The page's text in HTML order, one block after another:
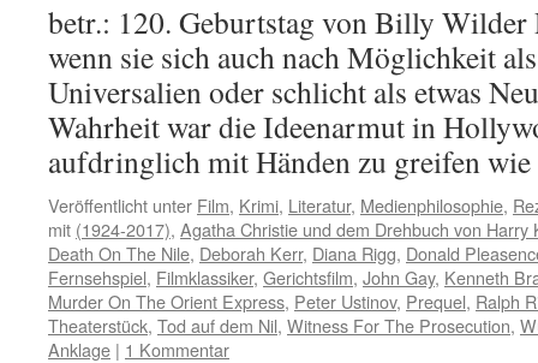
betr.: 120. Geburtstag von Billy Wilder
wenn sie sich auch nach Möglichkeit
Universalien oder schlicht als etwas
Wahrheit war die Ideenarmut in
aufdringlich mit Händen zu greifen
Veröffentlicht unter Film, Krimi, Literatur, Medienphilosophie,
mit (1924-2017), Agatha Christie und dem Drehbuch von Harry
Death On The Nile, Deborah Kerr, Diana Rigg, Donald
Fernsehspiel, Filmklassiker, Gerichtsfilm, John Gay, Kenneth
Murder On The Orient Express, Peter Ustinov, Prequel, Ralph
Theaterstück, Tod auf dem Nil, Witness For The Prosecution,
Anklage | 1 Kommentar